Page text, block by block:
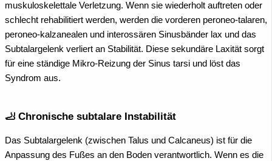
muskuloskelettale Verletzung. Wenn sie wiederholt auftreten oder
schlecht rehabilitiert werden, werden die vorderen peroneo-talaren,
peroneo-kalzanealen und interossären Sinusbänder lax und das
Subtalargelenk verliert an Stabilität. Diese sekundäre Laxität sorgt
für eine ständige Mikro-Reizung der Sinus tarsi und löst das
Syndrom aus.
🦶 Chronische subtalare Instabilität
Das Subtalargelenk (zwischen Talus und Calcaneus) ist für die
Anpassung des Fußes an den Boden verantwortlich. Wenn es die